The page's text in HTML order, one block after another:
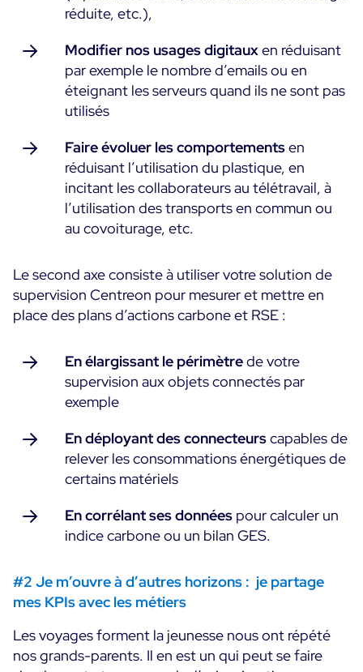
Infographies
Salle de presse
Nouveautés
Bonnes Pratiques
Témoignages Clients
Evénements
Webinars
TARIFS
Centreon Infra Monitoring
Centreon Log Management
Open Source Support Login
English
réduite, etc.),
Modifier nos usages digitauxen réduisant
par exemple le nombre d’emails ou en
éteignant les serveurs quand ils ne sont pas
utilisés
Faire évoluer les comportementsen
réduisant l’utilisation du plastique, en
incitant les collaborateurs au télétravail, à
l’utilisation des transports en commun ou
au covoiturage, etc.
Le second axe consiste à utiliser votre solution de
supervision Centreon pour mesurer et mettre en
place des plans d’actions carbone et RSE :
En élargissant le périmètrede votre
supervision aux objets connectés par
exemple
En déployant des connecteurscapables de
relever les consommations énergétiques de
certains matériels
En corrélant ses données pour calculer un
indice carbone ou un bilan GES.
#2 Je m’ouvre à d’autres horizons : je partage
mes KPIs avec les métiers
Les voyages forment la jeunesse nous ont répété
nos grands-parents. Il en est un qui peut se faire